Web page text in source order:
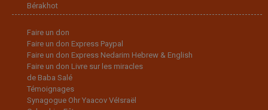
Bérakhot
Faire un don
Faire un don Express Paypal
Faire un don Express Nedarim Hebrew & English
Faire un don Livre sur les miracles
de Baba Salé
Témoignages
Synagogue Ohr Yaacov VéIsraël